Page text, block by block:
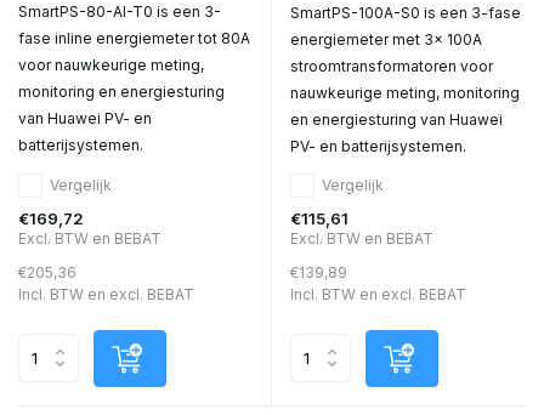
SmartPS-80-AI-T0 is een 3-
fase inline energiemeter tot 80A
voor nauwkeurige meting,
monitoring en energiesturing
van Huawei PV- en
batterijsystemen.
Vergelijk
€169,72
Excl. BTW en BEBAT
€205,36
Incl. BTW en excl. BEBAT
SmartPS-100A-S0 is een 3-fase
energiemeter met 3x 100A
stroomtransformatoren voor
nauwkeurige meting, monitoring
en energiesturing van Huawei
PV- en batterijsystemen.
Vergelijk
€115,61
Excl. BTW en BEBAT
€139,89
Incl. BTW en excl. BEBAT